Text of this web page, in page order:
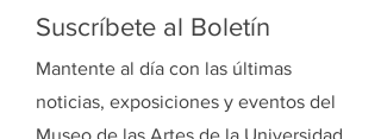
Suscríbete al Boletín
Mantente al día con las últimas
noticias, exposiciones y eventos del
Museo de las Artes de la Universidad